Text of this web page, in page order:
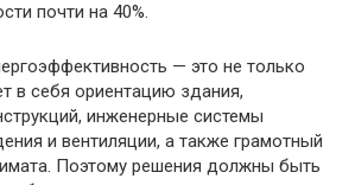
почти на 40%.
— это не только
в себя ориентацию здания,
инженерные системы
и вентиляции, а также грамотный
Поэтому решения должны быть